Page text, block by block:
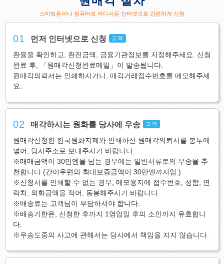
스마트폰이나 컴퓨터로 어디서든 인터넷으로 간편하게 신청
01 먼저 인터넷으로 신청 고객
환율을 확인하고, 환전금액, 금융기관정보를 지정해주세요. 신청
완료 후, 「원매각신청완료메일」이 발송됩니다.
원매각의뢰서는 인쇄하시거나, 매각거래접수번호를 메모해주세
요.
02 매각하시는 원화를 당사에 우송 고객
원매각신청한 한국원화지폐와 인쇄하신 원매각의뢰서를 봉투에
넣어, 당사주소로 보내주시기 바랍니다.
※매매금액이 30만엔을 넘는 경우에는 일반서류로의 우송을 추
천합니다.(간이우편의 최대보증금액이 30만엔까지임.)
※신청서를 인쇄할 수 없는 경우, 메모용지에 접수번호, 성함, 연
락처, 외화금액을 적어, 동봉해주시기 바랍니다.
※배송료는 고객님이 부담하셔야 합니다.
※배송기한은, 신청한 후까지 1영업일 후의 소인까지 유효합니
다.
※우송도중의 사고에 관해서는 당사에서 책임을 지지 않습니다.